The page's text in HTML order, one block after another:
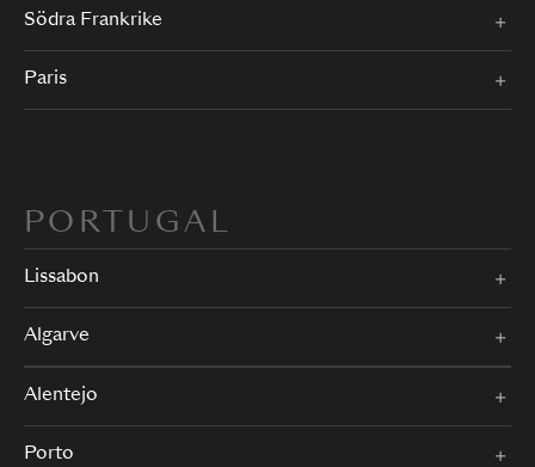
Södra Frankrike
Paris
PORTUGAL
Lissabon
Algarve
Alentejo
Porto